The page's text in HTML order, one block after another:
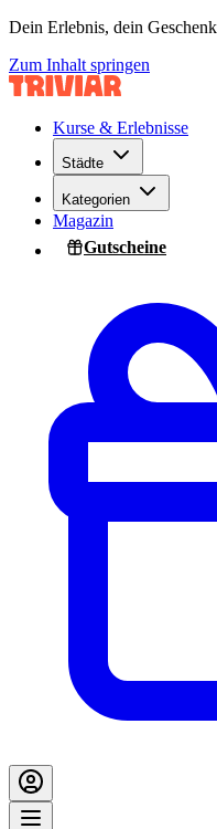
Dein Erlebnis, dein
Zum Inhalt springen
Kurse & Erlebnisse
Städte
Kategorien
Magazin
Gutscheine